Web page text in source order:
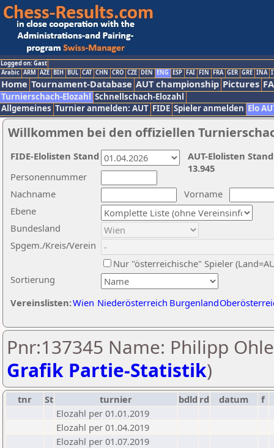
Logged on: Gast
Arabic ARM AZE BIH BUL CAT CHN CRO CZE DEN ENG ESP FAI FIN FRA GER GRE INA
Home Tournament-Database AUT championship Pictures
Turnierschach-Elozahl Schnellschach-Elozahl
Allgemeines Turnier anmelden: AUT FIDE Spieler anmelden Elo
Willkommen bei den offiziellen
Nachname
Vorname
Ebene
Sortierung
Personennummer
Bundesland
Spgem./Kreis/Verein
Nur "österreichische" Spieler
Vereinslisten:Wien Niederösterreich Burgenland
AUT-Elolisten
13.945
FIDE-Elolisten Stand
Pnr:137345 Name: Philipp
Grafik Partie-Statistik)
tnr St turnier bdld rd datum
f
Elozahl per 01.01.2019
Elozahl per 01.04.2019
Elozahl per 01.07.2019